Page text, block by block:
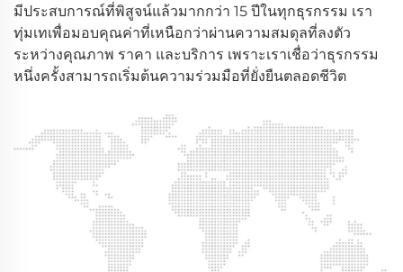
มีประสบการณ์ที่พิสูจน์แล้วมากกว่า 15 ปีในทุกธุรกรรม เรา
ทุ่มเทเพื่อมอบคุณค่าที่เหนือกว่าผ่านความสมดุลที่ลงตัว
ระหว่างคุณภาพ ราคา และบริการ เพราะเราเชื่อว่าธุรกรรม
หนึ่งครั้งสามารถเริ่มต้นความร่วมมือที่ยั่งยืนตลอดชีวิต